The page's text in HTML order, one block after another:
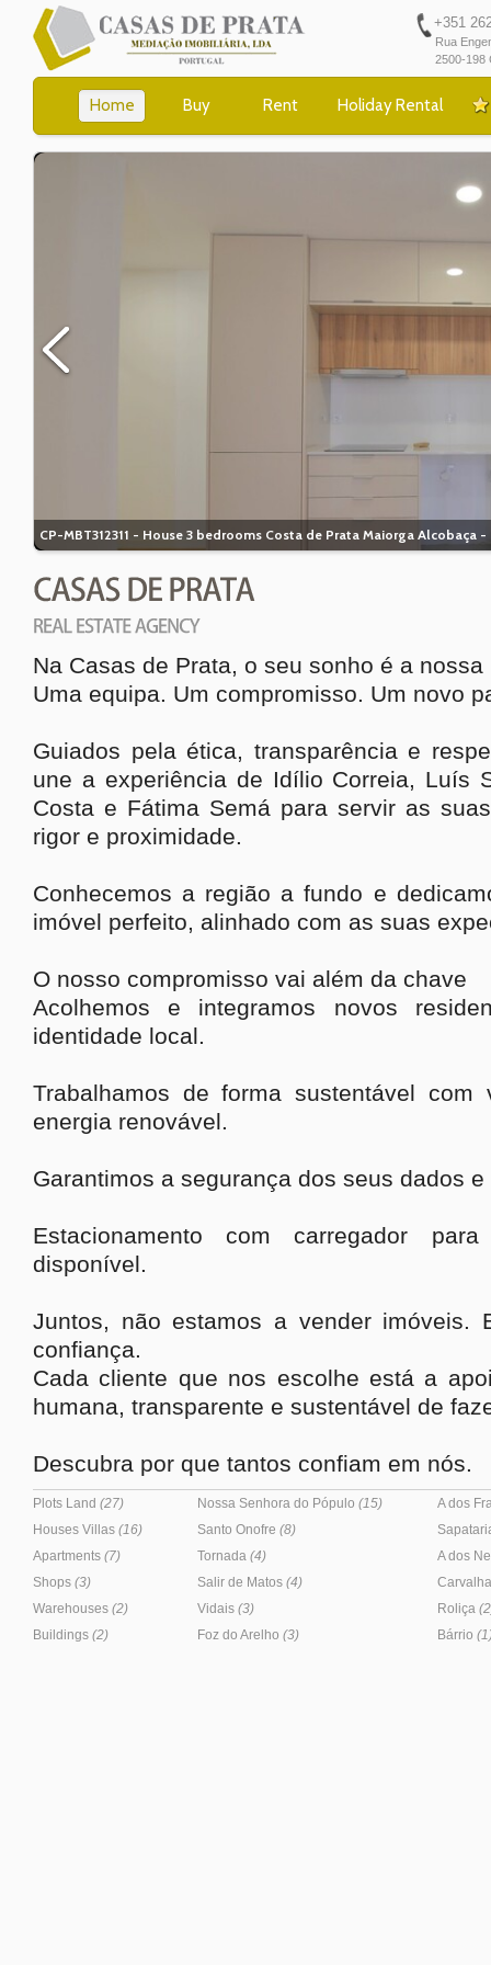
+351 262
Rua
2500-198
Home Buy Rent Holiday Rental
CP-MBT312311 - House 3 bedrooms Costa de Prata Maiorga Alcobaça -
Na Casas de Prata, o seu sonho é a nossa
Uma equipa. Um compromisso. Um novo
Guiados pela ética, transparência e
une a experiência de Idílio Correia, Luís
Costa e Fátima Semá para servir as
rigor e proximidade.
Conhecemos a região a fundo e
imóvel perfeito, alinhado com as suas
O nosso compromisso vai além da chave
Acolhemos e integramos novos
identidade local.
Trabalhamos de forma sustentável com
energia renovável.
Garantimos a segurança dos seus dados
Estacionamento com carregador
disponível.
Juntos, não estamos a vender imóveis.
confiança.
Cada cliente que nos escolhe está a
humana, transparente e sustentável de
Descubra por que tantos confiam em nós.
Plots Land (27)
Houses Villas (16)
Apartments (7)
Shops (3)
Warehouses (2)
Buildings (2)
Nossa Senhora do Pópulo (15)
Santo Onofre (8)
Tornada (4)
Salir de Matos (4)
Vidais (3)
Foz do Arelho (3)
A dos
A dos
Roliça
Bárrio